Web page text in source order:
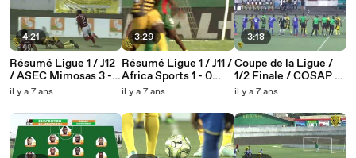
4:21
Résumé Ligue 1 / J12
/ ASEC Mimosas 3 - 1
WAC
il y a 7 ans
3:29
Résumé Ligue 1 / J11 /
Africa Sports 1 - 0
ASEC Mimosas
il y a 7 ans
3:18
Coupe de la Ligue /
1/2 Finale / COSAP 0
- 3 ASEC Mimosas
il y a 7 ans